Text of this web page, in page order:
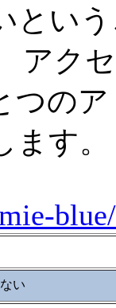
とい
アク
のア
す。
blue/
い